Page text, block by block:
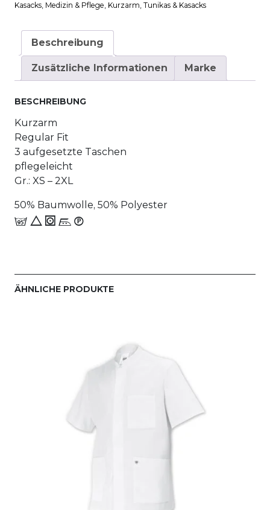
Kasacks, Medizin & Pflege, Kurzarm, Tunikas & Kasacks
Beschreibung
Zusätzliche Informationen Marke
BESCHREIBUNG
Kurzarm
Regular Fit
3 aufgesetzte Taschen
pflegeleicht
Gr.: XS – 2XL
50% Baumwolle, 50% Polyester
e 8 1 n_W
ÄHNLICHE PRODUKTE